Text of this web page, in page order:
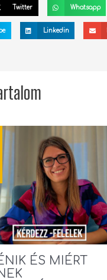
Twitter Whatsapp
Linkedin
ÉS MIÉRT